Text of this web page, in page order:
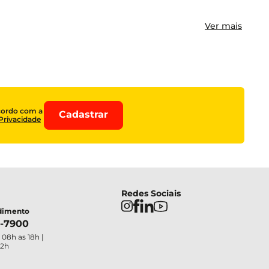
Ver mais
com a
Cadastrar
7900
as 18h |
Redes Sociais